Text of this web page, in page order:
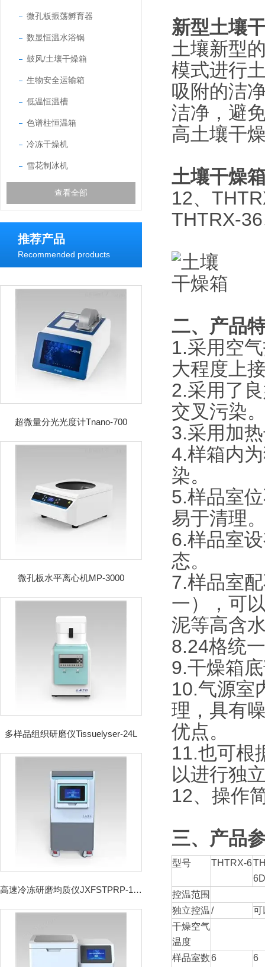
微孔板振荡孵育器
数显恒温水浴锅
鼓风/土壤干燥箱
生物安全运输箱
低温恒温槽
色谱柱恒温箱
冷冻干燥机
雪花制冰机
查看全部
推荐产品
Recommended products
超微量分光光度计Tnano-700
微孔板水平离心机MP-3000
多样品组织研磨仪Tissuelyser-24L
高速冷冻研磨均质仪JXFSTPRP-192CL
新型土壤
土壤新型
模式进行
吸附的洁
洁净，避
高土壤干
土壤干燥
12、
THTRX-
二、产品
1.采用空
大程度 上
2.采用了
交叉污染
3.采用加
4.样箱内
染。
5.样品室
易于清理
6.样品室
态。
7.样品室
一），可
泥等高含
8.24格统
9.干燥箱
10.气源室
理，具有
优点。
11.也可根
以进行独
12、操作
三、产品
型号 THTRX-6
6D
控温范围
独立控温/
可
干燥空气
温度
样品室数6 6